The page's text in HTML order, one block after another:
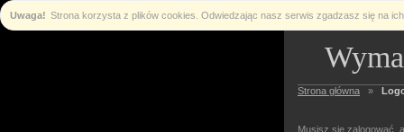
Uwaga! Strona korzysta z plików cookies. Odwiedzając nasz serwis zgadzasz się na
Strona główna »
Musisz się zalogować,